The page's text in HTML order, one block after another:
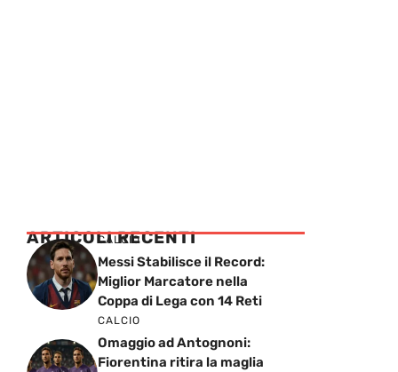
ARTICOLI RECENTI
CALCIO
Messi Stabilisce il Record:
Miglior Marcatore nella
Coppa di Lega con 14 Reti
CALCIO
Omaggio ad Antognoni:
Fiorentina ritira la maglia